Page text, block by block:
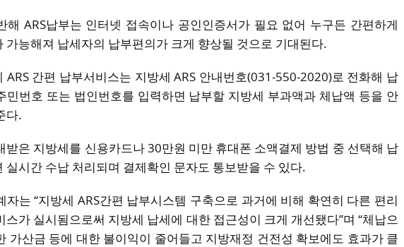
해 ARS납부는 인터넷 접속이나 공인인증서가 필요 없어 누구든 간편하게
가능해져 납세자의 납부편의가 크게 향상될 것으로 기대된다.
ARS 간편 납부서비스는 지방세 ARS 안내번호(031-550-2020)로 전화해 납
민번호 또는 법인번호를 입력하면 납부할 지방세 부과액과 체납액 등을 안
다.
받은 지방세를 신용카드나 30만원 미만 휴대폰 소액결제 방법 중 선택해 납
실시간 수납 처리되며 결제확인 문자도 통보받을 수 있다.
자는 “지방세 ARS간편 납부시스템 구축으로 과거에 비해 확연히 다른 편리
스가 실시됨으로써 지방세 납세에 대한 접근성이 크게 개선됐다”며 “체납으
가산금 등에 대한 불이익이 줄어들고 지방재정 건전성 확보에도 효과가 클